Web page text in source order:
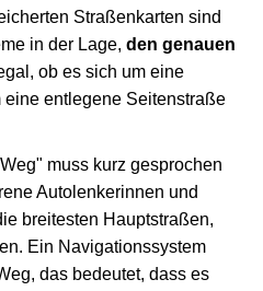
Straßenkarten sind
in der Lage, den genauen
ob es sich um eine
eine entlegene Seitenstraße
muss kurz gesprochen
Autolenkerinnen und
breitesten Hauptstraßen,
Ein Navigationssystem
das bedeutet, dass es